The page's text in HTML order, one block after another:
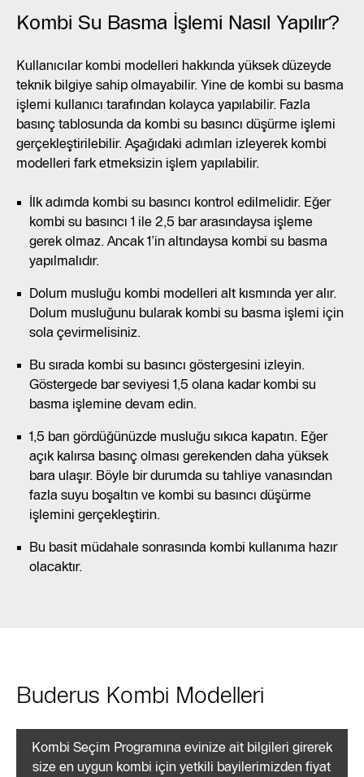
Kombi Su Basma İşlemi Nasıl Yapılır?
Kullanıcılar kombi modelleri hakkında yüksek düzeyde
teknik bilgiye sahip olmayabilir. Yine de kombi su basma
işlemi kullanıcı tarafından kolayca yapılabilir. Fazla
basınç tablosunda da kombi su basıncı düşürme işlemi
gerçekleştirilebilir. Aşağıdaki adımları izleyerek kombi
modelleri fark etmeksizin işlem yapılabilir.
İlk adımda kombi su basıncı kontrol edilmelidir. Eğer
kombi su basıncı 1 ile 2,5 bar arasındaysa işleme
gerek olmaz. Ancak 1’in altındaysa kombi su basma
yapılmalıdır.
Dolum musluğu kombi modelleri alt kısmında yer alır.
Dolum musluğunu bularak kombi su basma işlemi için
sola çevirmelisiniz.
Bu sırada kombi su basıncı göstergesini izleyin.
Göstergede bar seviyesi 1,5 olana kadar kombi su
basma işlemine devam edin.
1,5 barı gördüğünüzde musluğu sıkıca kapatın. Eğer
açık kalırsa basınç olması gerekenden daha yüksek
bara ulaşır. Böyle bir durumda su tahliye vanasından
fazla suyu boşaltın ve kombi su basıncı düşürme
işlemini gerçekleştirin.
Bu basit müdahale sonrasında kombi kullanıma hazır
olacaktır.
Buderus Kombi Modelleri
Kombi Seçim Programına evinize ait bilgileri girerek
size en uygun kombi için yetkili bayilerimizden fiyat